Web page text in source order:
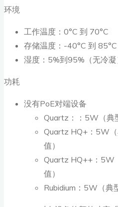
环境
工作温度：0°C 到 70°C
存储温度：-40°C 到 85°C
湿度：5%到95%（无冷凝
功耗
没有PoE对端设备
Quartz：：5W（典
Quartz HQ+：5W
值）
Quartz HQ++：5W
值）
Rubidium：5W（典